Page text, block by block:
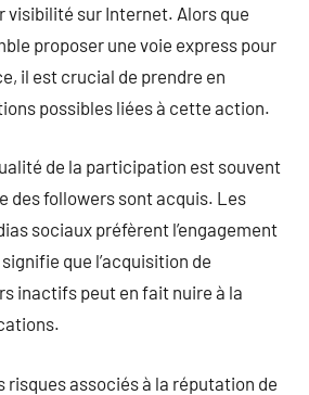
visibilité sur Internet. Alors que
proposer une voie express pour
il est crucial de prendre en
possibles liées à cette action.
de la participation est souvent
des followers sont acquis. Les
sociaux préfèrent l’engagement
que l’acquisition de
inactifs peut en fait nuire à la
risques associés à la réputation de